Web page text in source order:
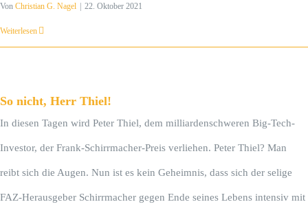
Von Christian G. Nagel | 22. Oktober 2021
Weiterlesen
So nicht, Herr Thiel!
In diesen Tagen wird Peter Thiel, dem milliardenschweren Big-Tech-
Investor, der Frank-Schirrmacher-Preis verliehen. Peter Thiel? Man
reibt sich die Augen. Nun ist es kein Geheimnis, dass sich der selige
FAZ-Herausgeber Schirrmacher gegen Ende seines Lebens intensiv mit